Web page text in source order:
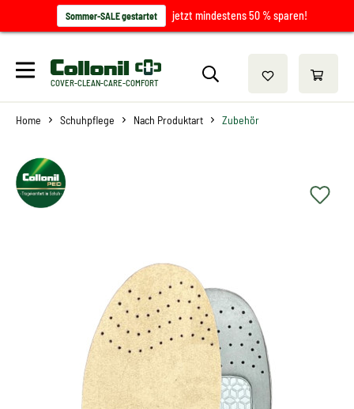
Sommer-SALE gestartet jetzt mindestens 50 % sparen!
COVER-CLEAN-CARE-COMFORT
Home Schuhpflege Nach Produktart Zubehör